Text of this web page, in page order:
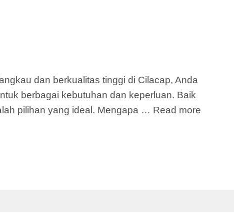
dan berkualitas tinggi di Cilacap, Anda
berbagai kebutuhan dan keperluan. Baik
pilihan yang ideal. Mengapa … Read more